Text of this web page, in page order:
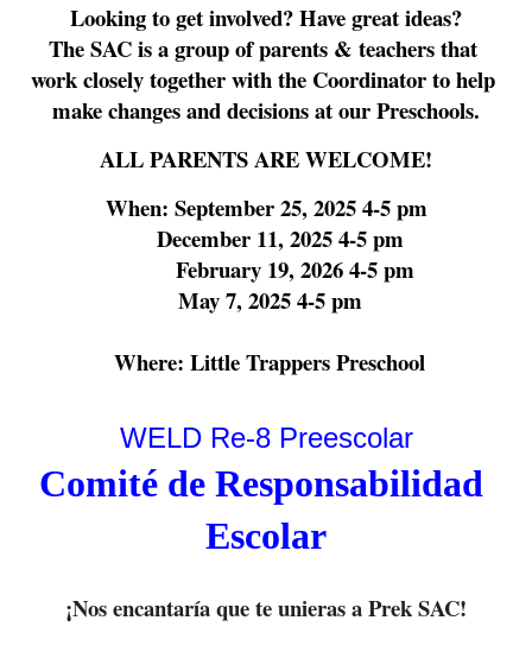
Looking to get involved? Have great ideas?
The SAC is a group of parents & teachers that
work closely together with the Coordinator to help
make changes and decisions at our Preschools.
ALL PARENTS ARE WELCOME!
When: September 25, 2025 4-5 pm
December 11, 2025 4-5 pm
February 19, 2026 4-5 pm
May 7, 2025 4-5 pm
Where: Little Trappers Preschool
WELD Re-8 Preescolar
Comité de Responsabilidad
Escolar
¡Nos encantaría que te unieras a Prek SAC!